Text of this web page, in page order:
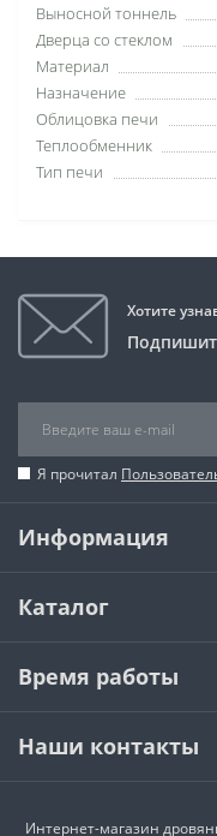
Выносной тоннель
Дверца со стеклом
Материал
Назначение
Облицовка печи
Теплообменник
Тип печи
Хотите
Я прочитал
Информация
Каталог
Время работы
Наши контакты
Интернет-магазин